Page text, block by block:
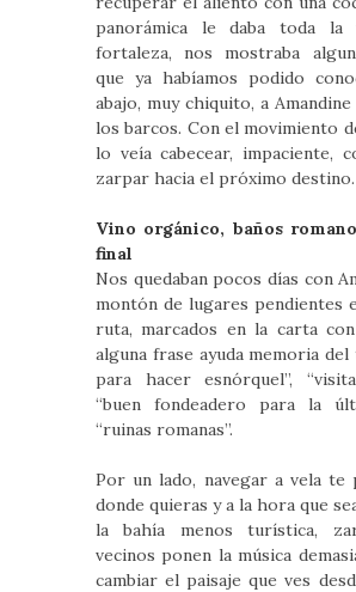
panorámica le daba toda
fortaleza, nos mostraba
que ya habíamos podido
abajo, muy chiquito, a
los barcos. Con el movimiento
lo veía cabecear, impaciente,
zarpar hacia el próximo destino.
Vino orgánico, baños
final
Nos quedaban pocos días con
montón de lugares pendientes
ruta, marcados en la carta
alguna frase ayuda memoria del
para hacer esnórquel”,
“buen fondeadero para la
“ruinas romanas”.
Por un lado, navegar a vela
donde quieras y a la hora que
la bahía menos turística,
vecinos ponen la música
cambiar el paisaje que ves